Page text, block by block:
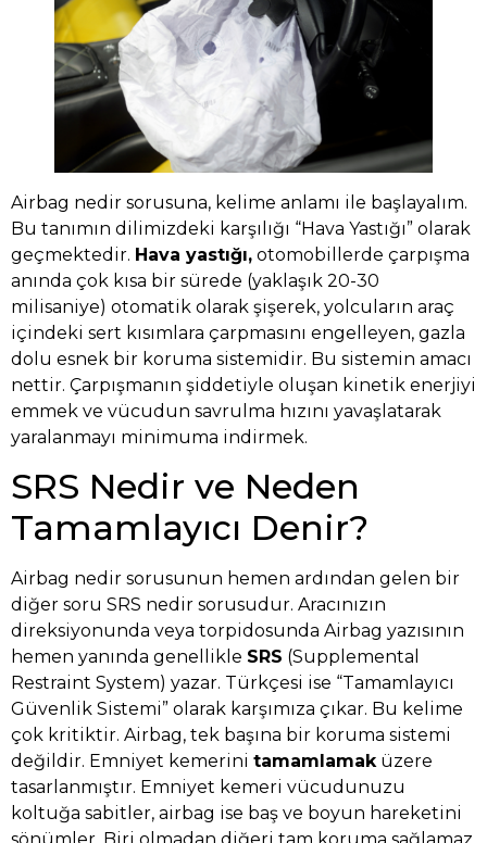
Airbag nedir sorusuna, kelime anlamı ile başlayalım.
Bu tanımın dilimizdeki karşılığı “Hava Yastığı” olarak
geçmektedir. Hava yastığı, otomobillerde çarpışma
anında çok kısa bir sürede (yaklaşık 20-30
milisaniye) otomatik olarak şişerek, yolcuların araç
içindeki sert kısımlara çarpmasını engelleyen, gazla
dolu esnek bir koruma sistemidir. Bu sistemin amacı
nettir. Çarpışmanın şiddetiyle oluşan kinetik enerjiyi
emmek ve vücudun savrulma hızını yavaşlatarak
yaralanmayı minimuma indirmek.
SRS Nedir ve Neden
Tamamlayıcı Denir?
Airbag nedir sorusunun hemen ardından gelen bir
diğer soru SRS nedir sorusudur. Aracınızın
direksiyonunda veya torpidosunda Airbag yazısının
hemen yanında genellikle SRS (Supplemental
Restraint System) yazar. Türkçesi ise “Tamamlayıcı
Güvenlik Sistemi” olarak karşımıza çıkar. Bu kelime
çok kritiktir. Airbag, tek başına bir koruma sistemi
değildir. Emniyet kemerini tamamlamaküzere
tasarlanmıştır. Emniyet kemeri vücudunuzu
koltuğa sabitler, airbag ise baş ve boyun hareketini